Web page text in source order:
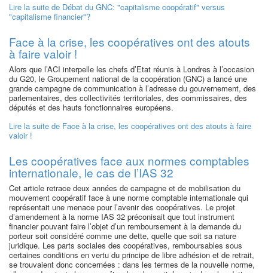
Lire la suite de Débat du GNC: "capitalisme coopératif" versus
"capitalisme financier"?
Face à la crise, les coopératives ont des atouts
à faire valoir !
Alors que l’ACI interpelle les chefs d’Etat réunis à Londres à l’occasion
du G20, le Groupement national de la coopération (GNC) a lancé une
grande campagne de communication à l’adresse du gouvernement, des
parlementaires, des collectivités territoriales, des commissaires, des
députés et des hauts fonctionnaires européens.
Lire la suite de Face à la crise, les coopératives ont des atouts à faire
valoir !
Les coopératives face aux normes comptables
internationale, le cas de l’IAS 32
Cet article retrace deux années de campagne et de mobilisation du
mouvement coopératif face à une norme comptable internationale qui
représentait une menace pour l’avenir des coopératives. Le projet
d’amendement à la norme IAS 32 préconisait que tout instrument
financier pouvant faire l’objet d’un remboursement à la demande du
porteur soit considéré comme une dette, quelle que soit sa nature
juridique. Les parts sociales des coopératives, remboursables sous
certaines conditions en vertu du principe de libre adhésion et de retrait,
se trouvaient donc concernées : dans les termes de la nouvelle norme,